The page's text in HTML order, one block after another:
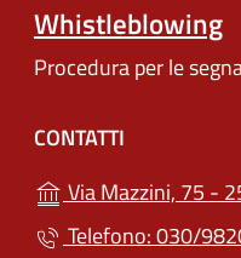
Whistleblowing
Procedura per le
CONTATTI
Via Mazzini, 75 -
Telefono: 030/